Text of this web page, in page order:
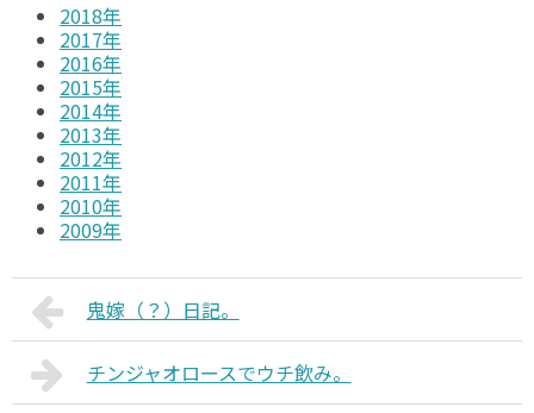
2018年
2017年
2016年
2015年
2014年
2013年
2012年
2011年
2010年
2009年
鬼嫁（？）日記。
チンジャオロースでウチ飲み。